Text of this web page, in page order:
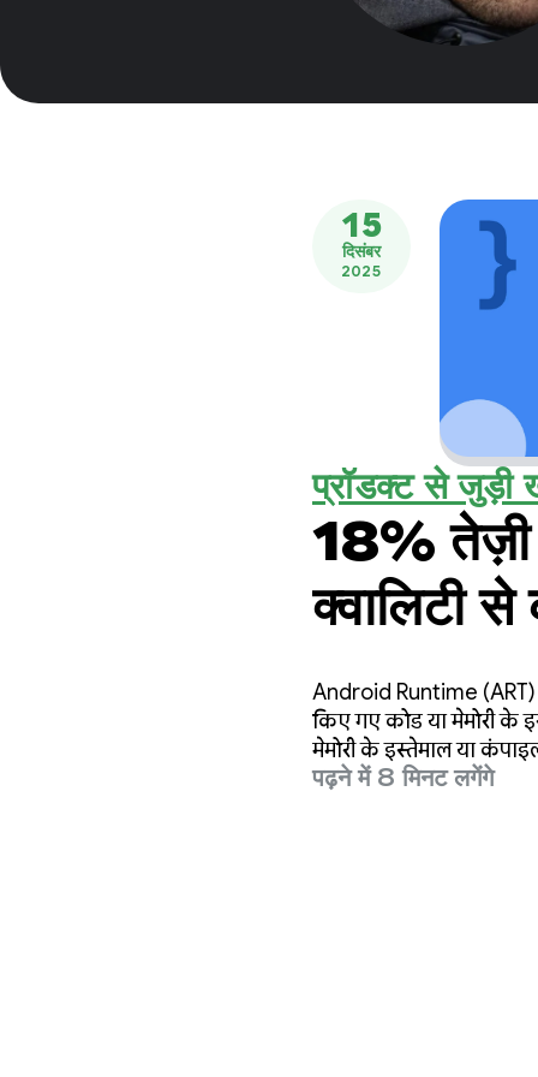
15
दिसंबर
2025
प्रॉडक्ट से जुड़ी
18% तेज़ी
क्वालिटी
Android Runtime
किए गए कोड या मेमोरी के
मेमोरी के इस्तेमाल या
करना था.
पढ़ने में 8 मिनट लगेंगे